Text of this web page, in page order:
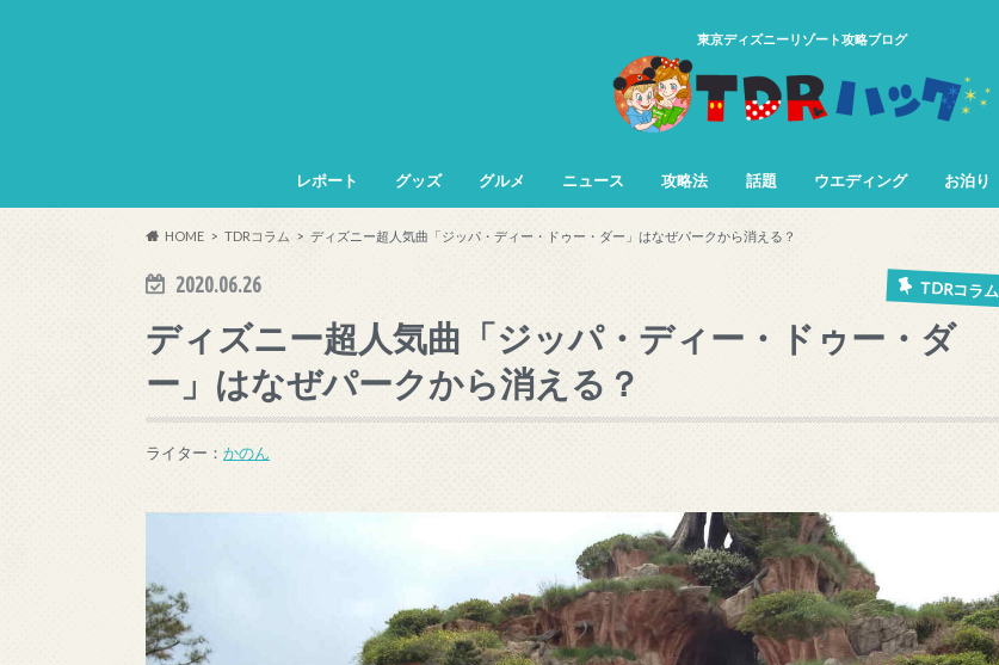
東京ディズニーリゾート攻略ブログ
レポート グッズ グルメ ニュース 攻略法 話題 ウエディング お泊り
HOME TDRコラム ディズニー超人気曲「ジッパ・ディー・ドゥー・ダー」はなぜパークから消える？
2020.06.26 TDRコラム
ディズニー超人気曲「ジッパ・ディー・ドゥー・ダ
ー」はなぜパークから消える？
ライター： かのん